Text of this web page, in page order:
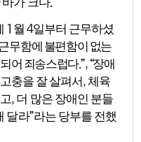
.
1 월 4일부터 근무하셨
무함에 불편함이 없는
어 죄송스럽다.”, “장애
충을 잘 살펴서,체육
, 더 많은 장애인 분들
달라”라는 당부를 전했